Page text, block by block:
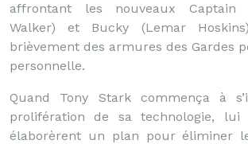
affrontant les nouveaux Captain
Walker) et Bucky (Lemar
brièvement des armures des Gardes
personnelle.
Quand Tony Stark commença à
prolifération de sa technologie, lui
élaborèrent un plan pour éliminer